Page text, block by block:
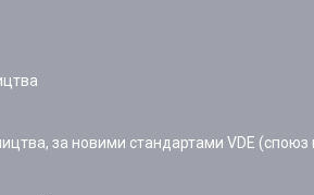
за новими стандартами VDE (споюз